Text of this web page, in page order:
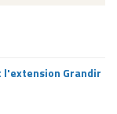
l'extension Grandir